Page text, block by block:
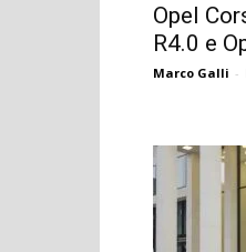
Opel
R4.0 e
Marco Galli -